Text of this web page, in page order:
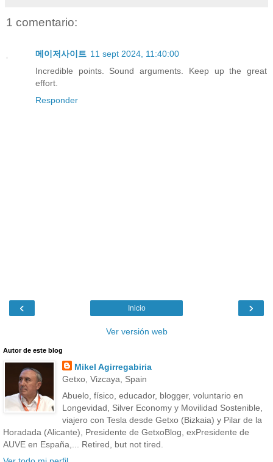
1 comentario:
메이저사이트 11 sept 2024, 11:40:00
Incredible points. Sound arguments. Keep up the great
effort.
Responder
‹ ›
Inicio
Ver versión web
Autor de este blog
Mikel Agirregabiria
Getxo, Vizcaya, Spain
Abuelo, físico, educador, blogger, voluntario en
Longevidad, Silver Economy y Movilidad Sostenible,
viajero con Tesla desde Getxo (Bizkaia) y Pilar de la
Horadada (Alicante), Presidente de GetxoBlog, exPresidente de
AUVE en España,... Retired, but not tired.